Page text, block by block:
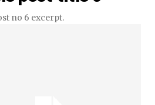
no 6 excerpt.